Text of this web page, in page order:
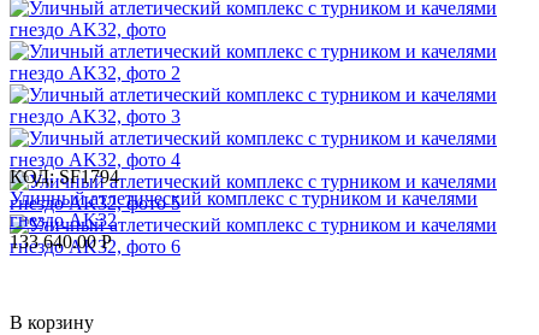
КОД: SF1794
Уличный атлетический комплекс с турником и качелями
гнездо AK32
133 640.00 Р
В корзину